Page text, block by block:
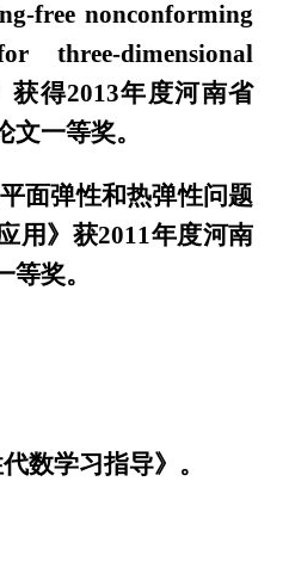
free nonconforming
three-dimensional
获得2013年度河南省
一等奖。
面弹性和热弹性问题
用》获2011年度河南
奖。
数学习指导》。